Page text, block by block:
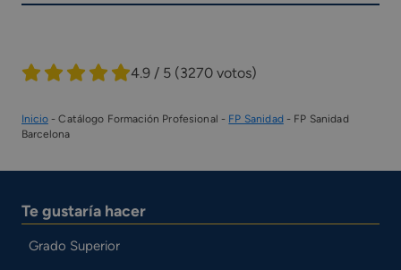
4.9 / 5 (3270 votos)
Inicio-Catálogo Formación Profesional - FP Sanidad - FP Sanidad
Barcelona
Te gustaría hacer
Grado Superior